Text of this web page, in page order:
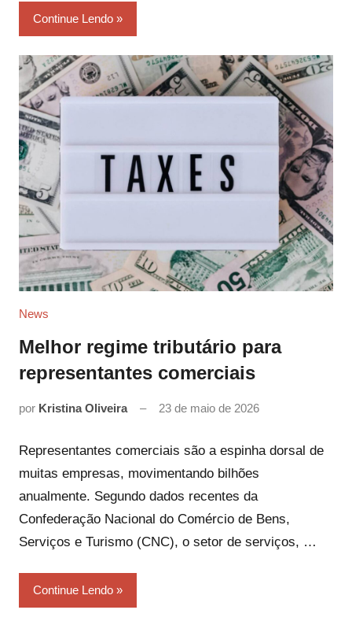
Continue Lendo
News
Melhor regime tributário para
representantes comerciais
por Kristina Oliveira 23 de maio de 2026
Representantes comerciais são a espinha dorsal de
muitas empresas, movimentando bilhões
anualmente. Segundo dados recentes da
Confederação Nacional do Comércio de Bens,
Serviços e Turismo (CNC), o setor de serviços, …
Continue Lendo